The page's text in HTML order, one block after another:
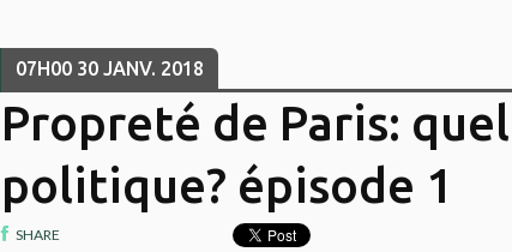
07H00 30 JANV. 2018
Propreté de Paris:
politique? épisode 1
SHARE